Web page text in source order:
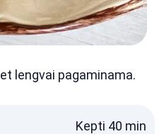
lengvai pagaminama.
Kepti 40 min